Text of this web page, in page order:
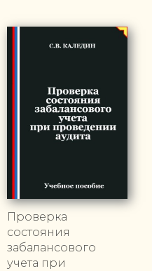
Проверка
состояния
забалансового
учета при